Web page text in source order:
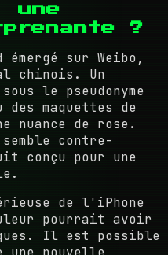
une
?
sur Weibo,
chinois. Un
le pseudonyme
maquettes de
nuance de rose.
contre-
conçu pour une
de l'iPhone
pourrait avoir
Il est possible